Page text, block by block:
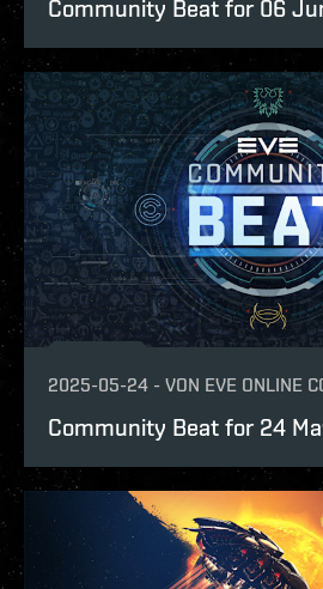
Community Beat for 06
2025-05-24 - VON EVE ONLINE
Community Beat for 24